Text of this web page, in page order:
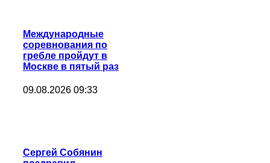
Международные
соревнования по
гребле пройдут в
Москве в пятый раз
09.08.2026 09:33
Сергей Собянин